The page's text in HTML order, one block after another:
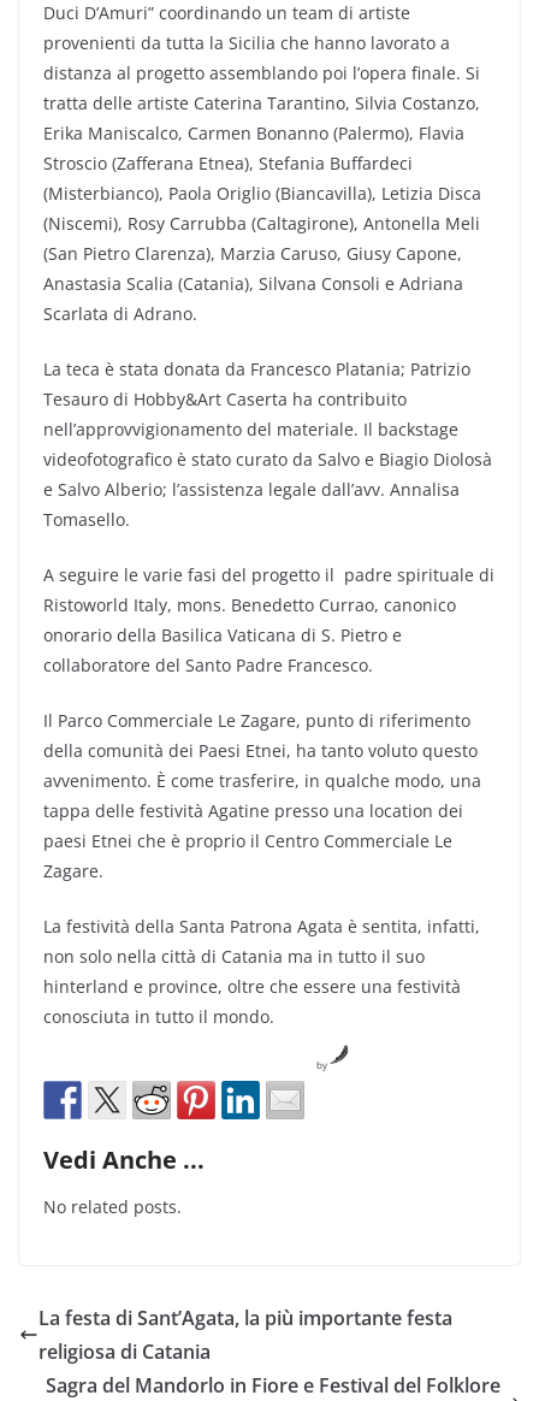
Duci D’Amuri” coordinando un team di artiste
provenienti da tutta la Sicilia che hanno lavorato a
distanza al progetto assemblando poi l’opera finale. Si
tratta delle artiste Caterina Tarantino, Silvia Costanzo,
Erika Maniscalco, Carmen Bonanno (Palermo), Flavia
Stroscio (Zafferana Etnea), Stefania Buffardeci
(Misterbianco), Paola Origlio (Biancavilla), Letizia Disca
(Niscemi), Rosy Carrubba (Caltagirone), Antonella Meli
(San Pietro Clarenza), Marzia Caruso, Giusy Capone,
Anastasia Scalia (Catania), Silvana Consoli e Adriana
Scarlata di Adrano.
La teca è stata donata da Francesco Platania; Patrizio
Tesauro di Hobby&Art Caserta ha contribuito
nell’approvvigionamento del materiale. Il backstage
videofotografico è stato curato da Salvo e Biagio Diolosà
e Salvo Alberio; l’assistenza legale dall’avv. Annalisa
Tomasello.
A seguire le varie fasi del progetto il padre spirituale di
Ristoworld Italy, mons. Benedetto Currao, canonico
onorario della Basilica Vaticana di S. Pietro e
collaboratore del Santo Padre Francesco.
Il Parco Commerciale Le Zagare, punto di riferimento
della comunità dei Paesi Etnei, ha tanto voluto questo
avvenimento. È come trasferire, in qualche modo, una
tappa delle festività Agatine presso una location dei
paesi Etnei che è proprio il Centro Commerciale Le
Zagare.
La festività della Santa Patrona Agata è sentita, infatti,
non solo nella città di Catania ma in tutto il suo
hinterland e province, oltre che essere una festività
conosciuta in tutto il mondo.
by
Vedi Anche ...
No related posts.
La festa di Sant’Agata, la più importante festa
religiosa di Catania
Sagra del Mandorlo in Fiore e Festival del Folklore